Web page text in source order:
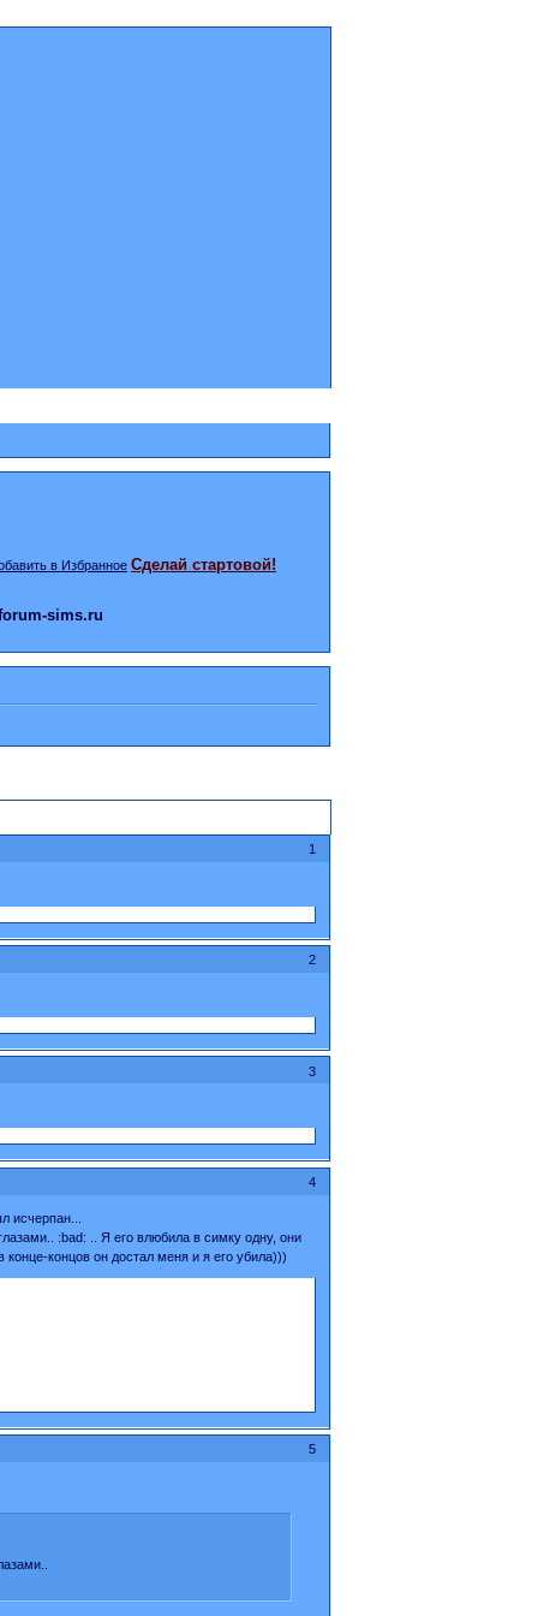
Сделай стартовой!
sims.ru
1
2
3
4
исчерпан...
:bad: .. Я его влюбила в симку одну, они
концов он достал меня и я его убила)))
5